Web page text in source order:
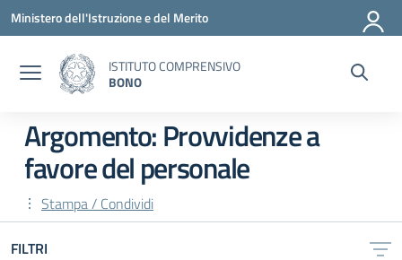
Vai ai contenuti
Vai al menu di navigazione
Vai al footer
Ministero dell'Istruzione e del Merito
ISTITUTO COMPRENSIVO
BONO
Argomento: Provvidenze a
favore del personale
Stampa / Condividi
FILTRI